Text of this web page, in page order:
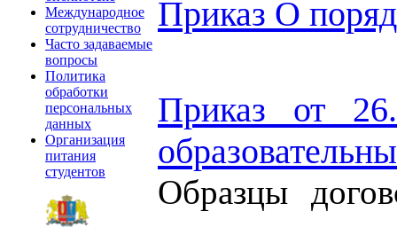
Международное
сотрудничество
Часто задаваемые
вопросы
Политика
обработки
персональных
данных
Организация
питания
студентов
Приказ О
Приказ от
Образцы